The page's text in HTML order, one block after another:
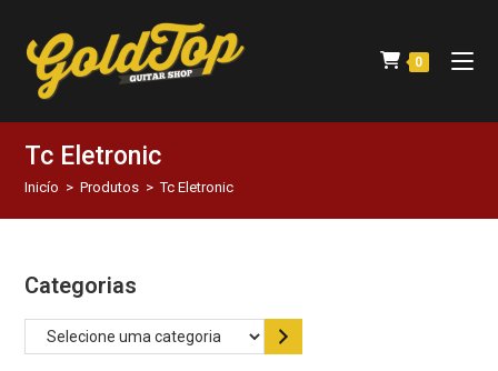
0
Tc Eletronic
Inicío > Produtos > Tc Eletronic
Categorias